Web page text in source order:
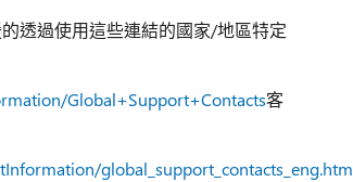
透過使用這些連結的國家/地區特定
Global+Support+Contacts客
global_support_contacts_eng.htm